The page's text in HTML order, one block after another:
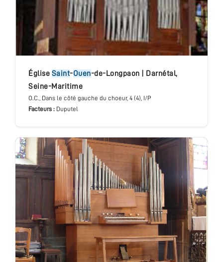
église Saint-Ouen-de-Longpaon Darnétal,
Seine-Maritime
O.C., Dans le côté gauche du choeur, 4 (4), I/P
Facteurs : Duputel